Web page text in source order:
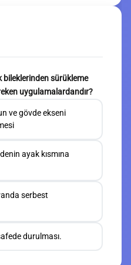
bileklerinden sürükleme
uygulamalardandır?
ve gövde ekseni
ayak kısmına
serbest
durulması.